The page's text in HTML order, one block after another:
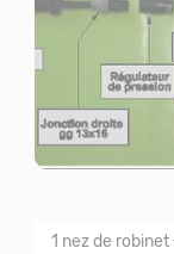
1 nez de